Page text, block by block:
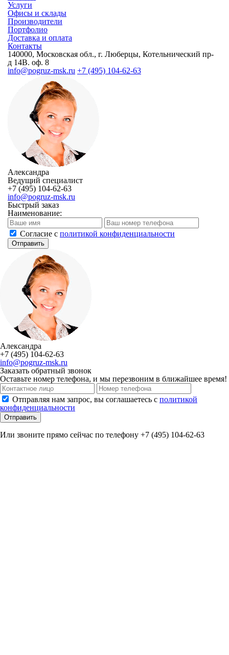
Услуги
Офисы и склады
Производители
Портфолио
Доставка и оплата
Контакты
140000, Московская обл., г. Люберцы, Котельнический пр-
д 14В. оф. 8
info@pogruz-msk.ru +7 (495) 104-62-63
Александра
Ведущий специалист
+7 (495) 104-62-63
info@pogruz-msk.ru
Быстрый заказ
Наименование:
Cогласие с политикой конфиденциальности
Отправить
Александра
+7 (495) 104-62-63
info@pogruz-msk.ru
Заказать обратный звонок
Оставьте номер телефона, и мы перезвоним в ближайшее время!
Отправляя нам запрос, вы соглашаетесь с политикой
конфиденциальности
Отправить
Или звоните прямо сейчас по телефону +7 (495) 104-62-63